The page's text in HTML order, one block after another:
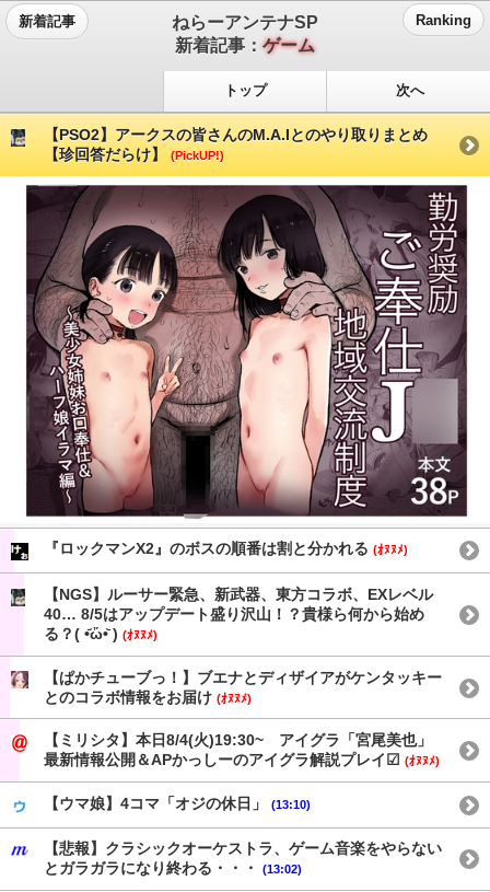
新着記事
ねらーアンテナSP
新着記事：ゲーム
Ranking
トップ 次へ
【PSO2】アークスの皆さんのM.A.Iとのやり取りまとめ
【珍回答だらけ】
(PickUP!)
『ロックマンX2』のボスの順番は割と分かれる (ｵﾇﾇﾒ)
【NGS】ルーサー緊急、新武器、東方コラボ、EXレベル
40… 8/5はアップデート盛り沢山！？貴様ら何から始め
る？( •᷄ὤ•᷅ ) (ｵﾇﾇﾒ)
【ぱかチューブっ！】ブエナとディザイアがケンタッキー
とのコラボ情報をお届け (ｵﾇﾇﾒ)
【ミリシタ】本日8/4(火)19:30~ アイグラ「宮尾美也」
最新情報公開＆APかっしーのアイグラ解説プレイ☑ (ｵﾇﾇﾒ)
【ウマ娘】4コマ「オジの休日」 (13:10)
【悲報】クラシックオーケストラ、ゲーム音楽をやらない
とガラガラになり終わる・・・
(13:02)